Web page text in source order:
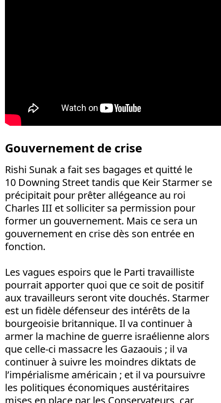
Gouvernement de crise
Rishi Sunak a fait ses bagages et quitté le
10 Downing Street tandis que Keir Starmer se
précipitait pour prêter allégeance au roi
Charles III et solliciter sa permission pour
former un gouvernement. Mais ce sera un
gouvernement en crise dès son entrée en
fonction.
Les vagues espoirs que le Parti travailliste
pourrait apporter quoi que ce soit de positif
aux travailleurs seront vite douchés. Starmer
est un fidèle défenseur des intérêts de la
bourgeoisie britannique. Il va continuer à
armer la machine de guerre israélienne alors
que celle-ci massacre les Gazaouis ; il va
continuer à suivre les moindres diktats de
l’impérialisme américain ; et il va poursuivre
les politiques économiques austéritaires
mises en place par les Conservateurs, car